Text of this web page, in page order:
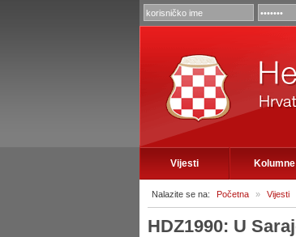
Vijesti Kolumne
Nalazite se na: Početna » Vijesti
HDZ1990: U